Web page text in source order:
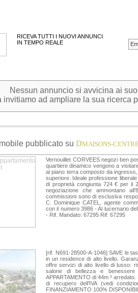
RICEVA TUTTI I NUOVI ANNUNCI
IN TEMPO REALE
Nessun annuncio si avvicina ai
invitiamo ad ampliare la sua ricerca
pubblicato su DMAISONS-
Vernouillet CORVEES negozi ben
quartiere dinamico vengono a
al piano terra composto da
superiore. Ideale professione
di proprietà congiunta 724 € per il
negoziazione che ammontano
commissioni sono di esclusiva
C. Dominique CATEL, agente
con il numero 3986 - Al lucernario
- Rif. Mandato: 67295 Rif: 67295
[rif. N691-28500-A-1046] SAVE le
in un residence di alto livello.
offre servizi di alto livello di lusso:
salone di bellezza e
APPARTAMENTO di 44m ²
di recupero dell'IVA (vedi
FINANZIAMENTO 100%